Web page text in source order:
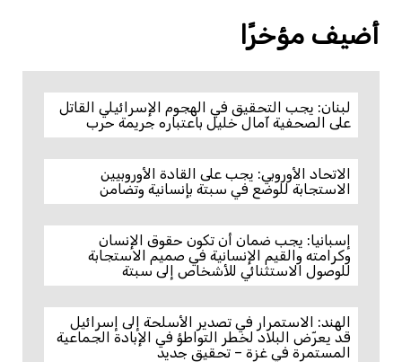
أضيف مؤخرًا
لبنان: يجب التحقيق في الهجوم الإسرائيلي القاتل
على الصحفية آمال خليل باعتباره جريمة حرب
الاتحاد الأوروبي: يجب على القادة الأوروبيين
الاستجابة للوضع في سبتة بإنسانية وتضامن
إسبانيا: يجب ضمان أن تكون حقوق الإنسان
وكرامته والقيم الإنسانية في صميم الاستجابة
للوصول الاستثنائي للأشخاص إلى سبتة
الهند: الاستمرار في تصدير الأسلحة إلى إسرائيل
قد يعرّض البلاد لخطر التواطؤ في الإبادة الجماعية
المستمرة في غزة – تحقيق جديد